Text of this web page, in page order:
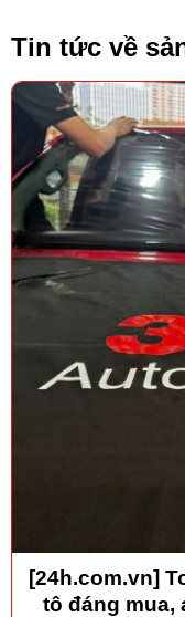
Tin tức về
[24h.com.vn]
tô đáng mua,